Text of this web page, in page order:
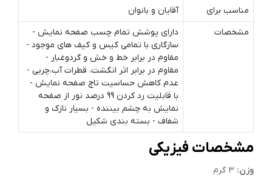
مناسب برای
آقایان و بانوان
مشخصات
دارای پوشش تمام چسب صفحه نمایش -
سازگاری با تمامی کیس و کیف های موجود -
مقاوم در برابر خط و خش و گردوغبار -
مقاوم در برابر اثر انگشت، قطرات آب،چربی -
عدم کاهش حساسیت تاچ صفحه نمایش -
با قابلیت رد کردن 99 درصد نور از صفحه
نمایش به چشم بیننده - بسیار نازک و
شفاف - بسته بندی شکیل
مشخصات فیزیکی
وزن: